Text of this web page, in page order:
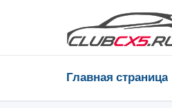
Главная страница